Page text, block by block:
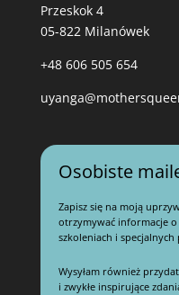
Przeskok 4
05-822 Milanówek
+48 606 505 654
Osobiste
Zapisz się na moją
otrzymywać informacje
szkoleniach i specjalnych
Wysyłam również
i zwykłe inspirujące